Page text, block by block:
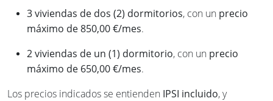
3 viviendas de dos (2) dormitorios, con un precio
máximo de 850,00 €/mes.
2 viviendas de un (1) dormitorio, con un precio
máximo de 650,00 €/mes.
Los precios indicados se entienden IPSI incluido, y